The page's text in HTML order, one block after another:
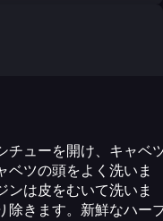
チューを開け、キャベ
ベツの頭をよく洗いま
ンは皮をむいて洗いま
除きます。新鮮なハー